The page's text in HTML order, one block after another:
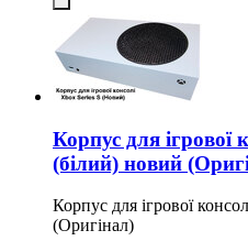
Корпус для ігрової
(білий) новий
Корпус для ігрової
(Оригінал)